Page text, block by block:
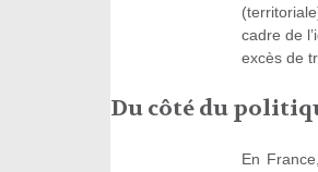
cadre de
excès de
Du côté du
En